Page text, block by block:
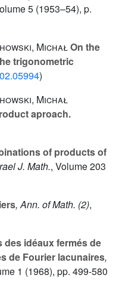
5 (1953–54), p.
Michał On the
trigonometric
)
Michał
aproach.
of products of
J. Math., Volume 203
, Ann. of Math. (2),
idéaux fermés de
de Fourier lacunaires,
1 (1968), pp. 499-580